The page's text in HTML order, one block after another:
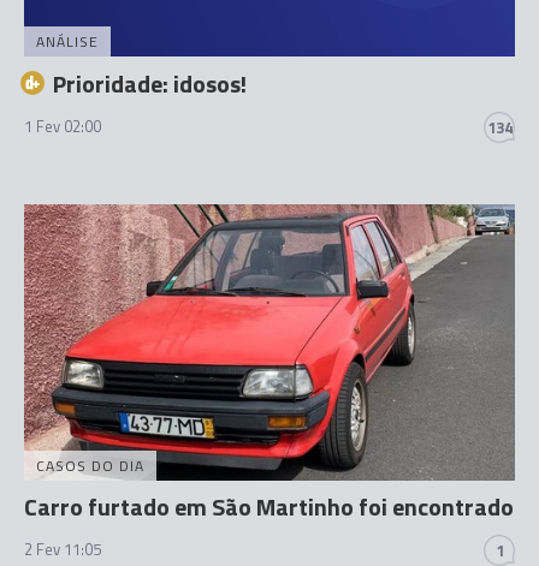
ANÁLISE
Prioridade: idosos!
1 Fev 02:00 134
CASOS DO DIA
Carro furtado em São Martinho foi encontrado
2 Fev 11:05 1